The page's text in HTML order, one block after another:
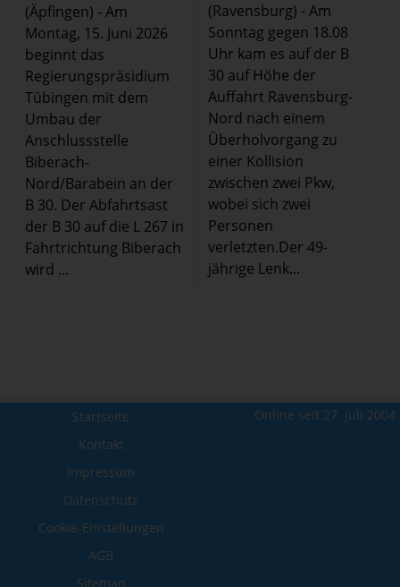
(Äpfingen) - Am
Montag, 15. Juni 2026
beginnt das
Regierungspräsidium
Tübingen mit dem
Umbau der
Anschlussstelle
Biberach-
Nord/Barabein an der
B 30. Der Abfahrtsast
der B 30 auf die L 267 in
Fahrtrichtung Biberach
wird ...
(Ravensburg) - Am
Sonntag gegen 18.08
Uhr kam es auf der B
30 auf Höhe der
Auffahrt Ravensburg-
Nord nach einem
Überholvorgang zu
einer Kollision
zwischen zwei Pkw,
wobei sich zwei
Personen
verletzten.Der 49-
jährige Lenk...
Online seit 27. Juli 2004
Startseite
Kontakt
Impressum
Datenschutz
Cookie-Einstellungen
AGB
Sitemap